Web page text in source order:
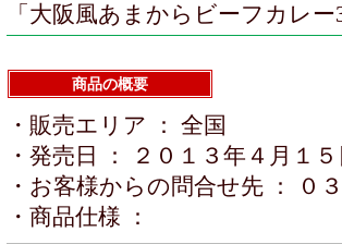
「大阪風あまからビーフカレ
商品の概要
・販売エリア ： 全国
・発売日 ： ２０１３年４月１
・お客様からの問合せ先 ： ０
・商品仕様 ：